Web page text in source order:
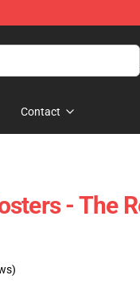
Contact
- The